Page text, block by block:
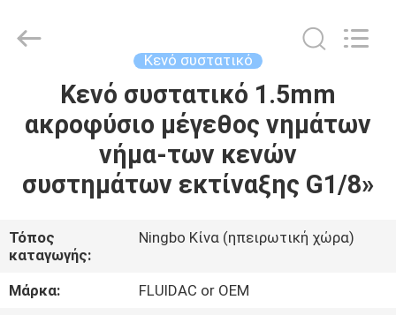
ΠΡΟΪΌΝΤΑ
ΠΕΡΊΠΟΥ
ΕΜΕΊΣ
FLUID
AUTOMATIC
Κενό συστατικό
Κενό συστατικό 1.5mm
ακροφύσιο μέγεθος νημάτων
νήμα-των κενών
συστημάτων εκτίναξης G1/8»
Τόπος
καταγωγής:
Ningbo Κίνα (ηπειρωτική χώρα)
Μάρκα:
FLUIDAC or OEM